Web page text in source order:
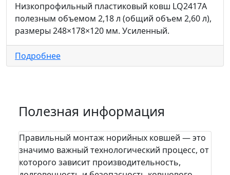
Низкопрофильный пластиковый ковш LQ2417A
полезным объемом 2,18 л (общий объем 2,60 л),
размеры 248×178×120 мм. Усиленный.
Подробнее
Полезная информация
Правильный монтаж норийных ковшей — это
значимо важный технологический процесс, от
которого зависит производительность,